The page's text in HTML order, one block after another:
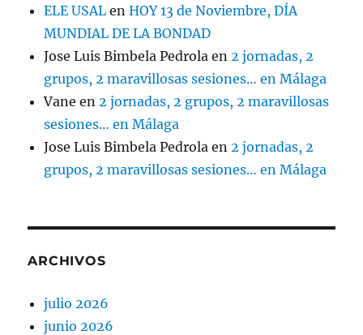
ELE USAL enHOY 13 de Noviembre, DÍA
MUNDIAL DE LA BONDAD
Jose Luis Bimbela Pedrola en 2 jornadas, 2
grupos, 2 maravillosas sesiones… en Málaga
Vane en 2 jornadas, 2 grupos, 2 maravillosas
sesiones… en Málaga
Jose Luis Bimbela Pedrola en 2 jornadas, 2
grupos, 2 maravillosas sesiones… en Málaga
ARCHIVOS
julio 2026
junio 2026